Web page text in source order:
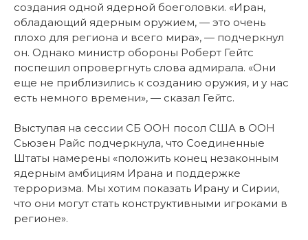
создания одной ядерной боеголовки. «Иран,
обладающий ядерным оружием, — это очень
плохо для региона и всего мира», — подчеркнул
он. Однако министр обороны Роберт Гейтс
поспешил опровергнуть слова адмирала. «Они
еще не приблизились к созданию оружия, и у нас
есть немного времени», — сказал Гейтс.
Выступая на сессии СБ ООН посол США в ООН
Сьюзен Райс подчеркнула, что Соединенные
Штаты намерены «положить конец незаконным
ядерным амбициям Ирана и поддержке
терроризма. Мы хотим показать Ирану и Сирии,
что они могут стать конструктивными игроками в
регионе».